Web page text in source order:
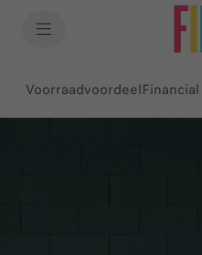
Voorraadvoordeel